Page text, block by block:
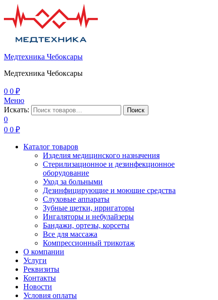
Медтехника Чебоксары
Медтехника Чебоксары
0 0 ₽
Меню
Искать:
Поиск
0
0 0 ₽
Каталог товаров
Изделия медицинского назначения
Стерилизационное и дезинфекционное
оборудование
Уход за больными
Дезинфицирующие и моющие средства
Слуховые аппараты
Зубные щетки, ирригаторы
Ингаляторы и небулайзеры
Бандажи, ортезы, корсеты
Все для массажа
Компрессионный трикотаж
О компании
Услуги
Реквизиты
Контакты
Новости
Условия оплаты